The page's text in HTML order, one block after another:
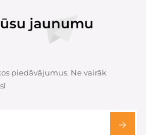
jaunumu
piedāvājumus. Ne vairāk